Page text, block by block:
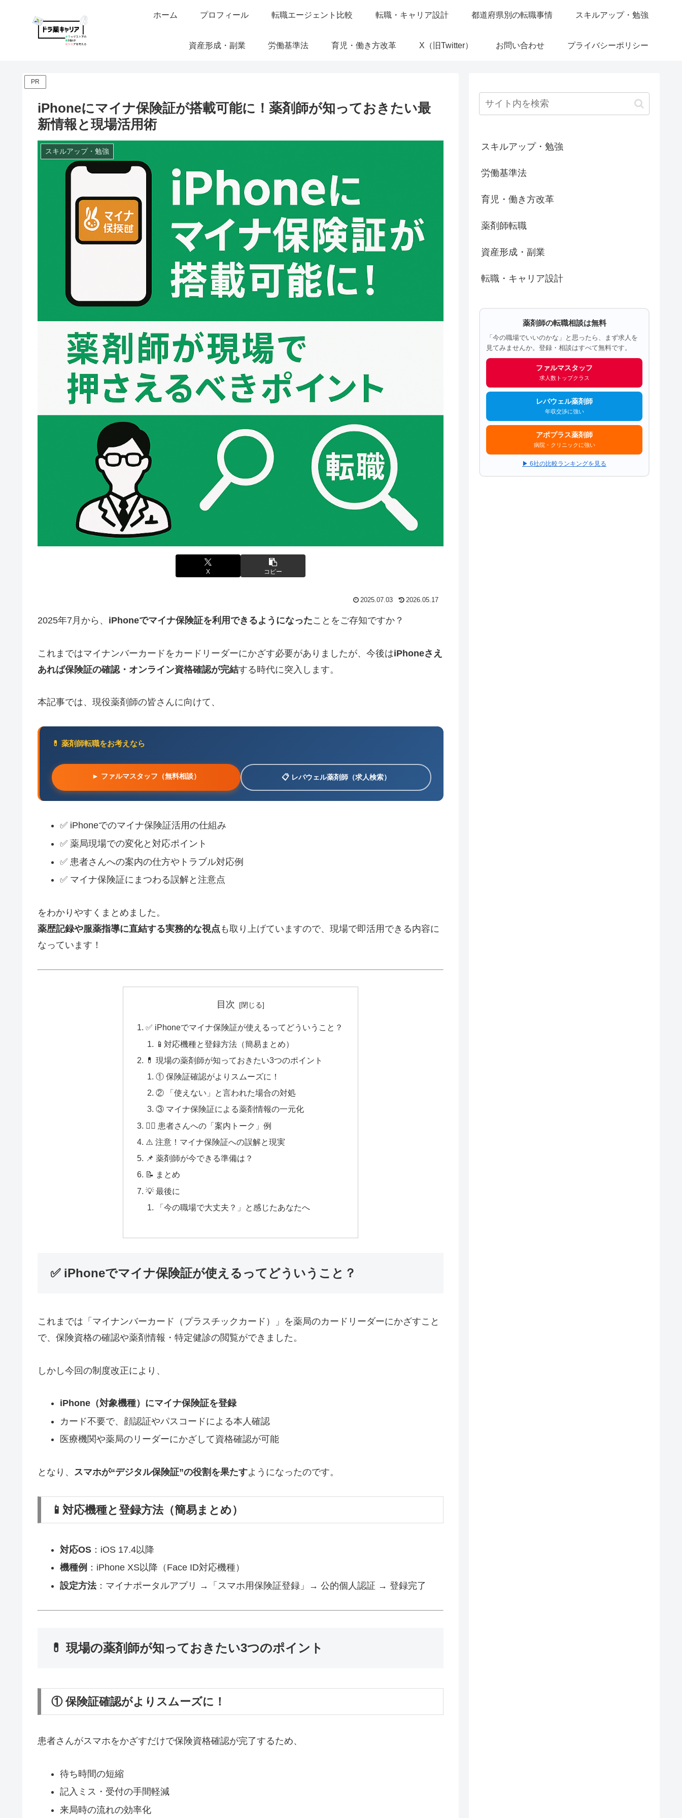
ホーム プロフィール 転職エージェント比較 転職・キャリア設計 都道府県別の転職事情 スキルアップ・勉強
資産形成・副業 労働基準法 育児・働き方改革 X（旧Twitter） お問い合わせ プライバシーポリシー
PR
iPhoneにマイナ保険証が搭載可能に！薬剤師が知っておきたい最
新情報と現場活用術
スキルアップ・勉強
X コピー
2025.07.03 2026.05.17
2025年7月から、 iPhoneでマイナ保険証を利用できるようになったことをご存知ですか？
これまではマイナンバーカードをカードリーダーにかざす必要がありましたが、今後はiPhoneさえ
あれば保険証の確認・オンライン資格確認が完結する時代に突入します。
本記事では、現役薬剤師の皆さんに向けて、
💊 薬剤師転職をお考えなら
► ファルマスタッフ（無料相談） 📋 レバウェル薬剤師（求人検索）
✅ iPhoneでのマイナ保険証活用の仕組み
✅ 薬局現場での変化と対応ポイント
✅ 患者さんへの案内の仕方やトラブル対応例
✅ マイナ保険証にまつわる誤解と注意点
をわかりやすくまとめました。
薬歴記録や服薬指導に直結する実務的な視点 も取り上げていますので、現場で即活用できる内容に
なっています！
目次
✅ iPhoneでマイナ保険証が使えるってどういうこと？
📱対応機種と登録方法（簡易まとめ）
💊 現場の薬剤師が知っておきたい3つのポイント
① 保険証確認がよりスムーズに！
② 「使えない」と言われた場合の対処
③ マイナ保険証による薬剤情報の一元化
👨‍⚕️ 患者さんへの「案内トーク」例
⚠️ 注意！マイナ保険証への誤解と現実
📌 薬剤師が今できる準備は？
📝 まとめ
💡 最後に
「今の職場で大丈夫？」と感じたあなたへ
✅ iPhoneでマイナ保険証が使えるってどういうこと？
これまでは「マイナンバーカード（プラスチックカード）」を薬局のカードリーダーにかざすこと
で、保険資格の確認や薬剤情報・特定健診の閲覧ができました。
しかし今回の制度改正により、
iPhone（対象機種）にマイナ保険証を登録
カード不要で、顔認証やパスコードによる本人確認
医療機関や薬局のリーダーにかざして資格確認が可能
となり、 スマホが“デジタル保険証”の役割を果たすようになったのです。
📱対応機種と登録方法（簡易まとめ）
対応OS：iOS 17.4以降
機種例 ：iPhone XS以降（Face ID対応機種）
設定方法：マイナポータルアプリ →「スマホ用保険証登録」→ 公的個人認証 → 登録完了
💊 現場の薬剤師が知っておきたい3つのポイント
① 保険証確認がよりスムーズに！
患者さんがスマホをかざすだけで保険資格確認が完了するため、
待ち時間の短縮
記入ミス・受付の手間軽減
来局時の流れの効率化
スキルアップ・勉強
労働基準法
育児・働き方改革
薬剤師転職
資産形成・副業
転職・キャリア設計
薬剤師の転職相談は無料
「今の職場でいいのかな」と思ったら、まず求人を
見てみませんか。登録・相談はすべて無料です。
ファルマスタッフ
求人数トップクラス
レバウェル薬剤師
年収交渉に強い
アポプラス薬剤師
病院・クリニックに強い
▶ 6社の比較ランキングを見る